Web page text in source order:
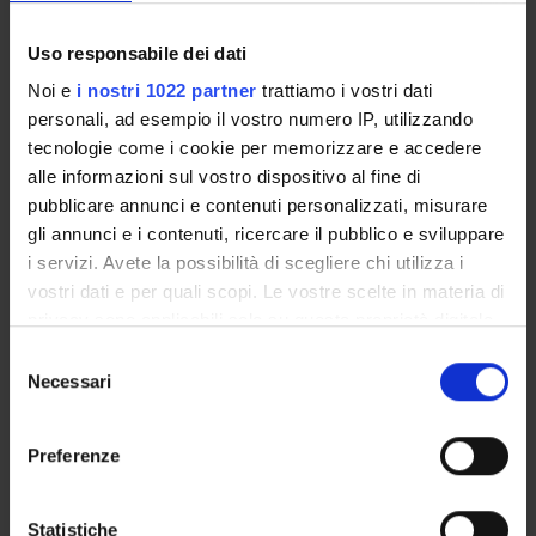
Uso responsabile dei dati
Noi e i nostri 1022 partner trattiamo i vostri dati
personali, ad esempio il vostro numero IP, utilizzando
tecnologie come i cookie per memorizzare e accedere
alle informazioni sul vostro dispositivo al fine di
pubblicare annunci e contenuti personalizzati, misurare
gli annunci e i contenuti, ricercare il pubblico e sviluppare
i servizi. Avete la possibilità di scegliere chi utilizza i
vostri dati e per quali scopi. Le vostre scelte in materia di
modificare o revocare il proprio consenso in qualsiasi
momento dalla Dichiarazione sui cookie o facendo clic
raccogliere informazioni sulla tua posizione
delNecessari
Preferenze
Statistiche
Academic Calendar
Degree Programme
Exam calendar
Notices
Thesis and internship proposals
Governing bodies
Faculty staff
STUDYING
People